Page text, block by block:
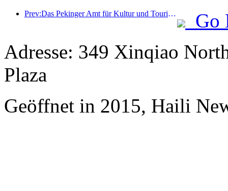
Prev:Das Pekinger Amt für Kultur und Tourismus gab bekannt: Im Jahr 2025 empfing Peking 5,48 Millionen ausländische Touristen, ein Anstieg von 39 % gegenüber dem Vorjahr.
Go
Adresse: 349 Xinqiao
Plaza
Geöffnet in 2015, Haili